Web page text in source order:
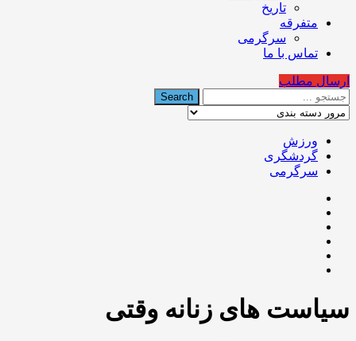
تاریخ
متفرقه
سرگرمی
تماس با ما
ارسال مطلب
ورزش
گردشگری
سرگرمی
سیاست های زنانه وقتی